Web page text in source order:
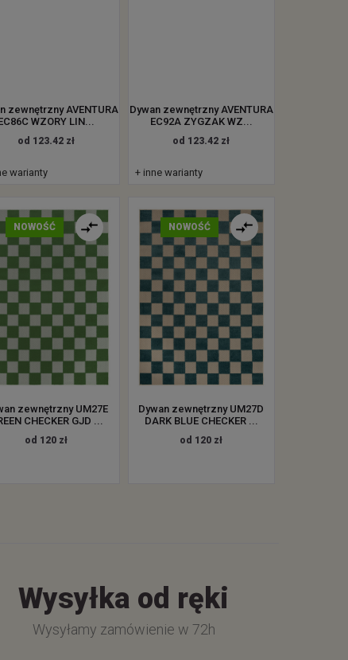
zewnętrzny AVENTURA
WZORY LIN...
od 123.42 zł
warianty
Dywan zewnętrzny AVENTURA
EC92A ZYGZAK WZ...
od 123.42 zł
+ inne warianty
NOWOŚĆ
zewnętrzny UM27E
CHECKER GJD ...
od 120 zł
NOWOŚĆ
Dywan zewnętrzny UM27D
DARK BLUE CHECKER ...
od 120 zł
Wysyłka od ręki
Wysyłamy zamówienie w 72h